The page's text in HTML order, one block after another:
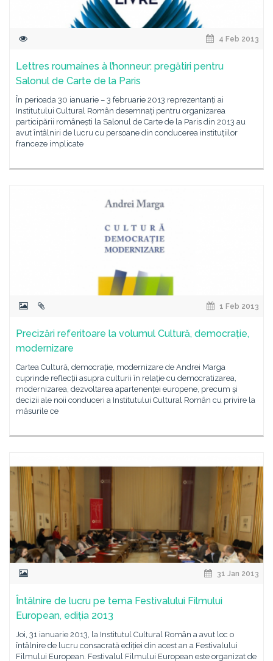
4 Feb 2013
Lettres roumaines à l’honneur: pregătiri pentru
Salonul de Carte de la Paris
În perioada 30 ianuarie – 3 februarie 2013 reprezentanți ai
Institutului Cultural Român desemnați pentru organizarea
participării românești la Salonul de Carte de la Paris din 2013 au
avut întâlniri de lucru cu persoane din conducerea instituțiilor
franceze implicate
1 Feb 2013
Precizări referitoare la volumul Cultură, democrație,
modernizare
Cartea Cultură, democrație, modernizare de Andrei Marga
cuprinde reflecții asupra culturii în relație cu democratizarea,
modernizarea, dezvoltarea apartenenței europene, precum și
decizii ale noii conduceri a Institutului Cultural Român cu privire la
măsurile ce
31 Jan 2013
Întâlnire de lucru pe tema Festivalului Filmului
European, ediția 2013
Joi, 31 ianuarie 2013, la Institutul Cultural Român a avut loc o
întâlnire de lucru consacrată ediției din acest an a Festivalului
Filmului European. Festivalul Filmului European este organizat de